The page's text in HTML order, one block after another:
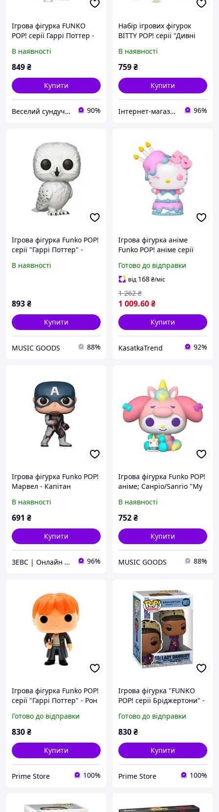
Ігрова фігурка FUNKO
POP! серії Гаррі Поттер -
ПРОРОЦТВОМ
В наявності
849₴
Купити
Веселий сундучок 90%
Набір ігрових фігурок
BITTY POP! серії "Дивні
в ас.)
В наявності
759₴
Купити
Інтернет-магазин "NOWA" - товари для всієї родини! 96%
Ігрова фігурка Funko POP!
cерії "Гаррі Поттер" -
В наявності
893₴
Купити
MUSIC GOODS 88%
Ігрова фігурка аніме
Funko POP! аніме cерії
Хеллоу Кітті в торті
Готово до відправки
від 168₴/міс
1 009.60₴
1 262 ₴
Купити
KasatkaTrend 92%
Ігрова фігурка Funko POP!
Марвел - Капітан
Костюмі
В наявності
691 ₴
Купити
ЗЕВС | Онлайн Гипермаркет 96%
Ігрова фігурка Funko POP!
аніме; Санріо/Sanrio "My
см
В наявності
752₴
Купити
MUSIC GOODS 88%
Ігрова фігурка Funko POP!
cерії "Гаррі Поттер" - Рон
Готово до відправки
830₴
Купити
Prime Store 100%
Ігрова фігурка "FUNKO
POP! серії Бріджертони" -
Готово до відправки
830₴
Купити
Prime Store 100%